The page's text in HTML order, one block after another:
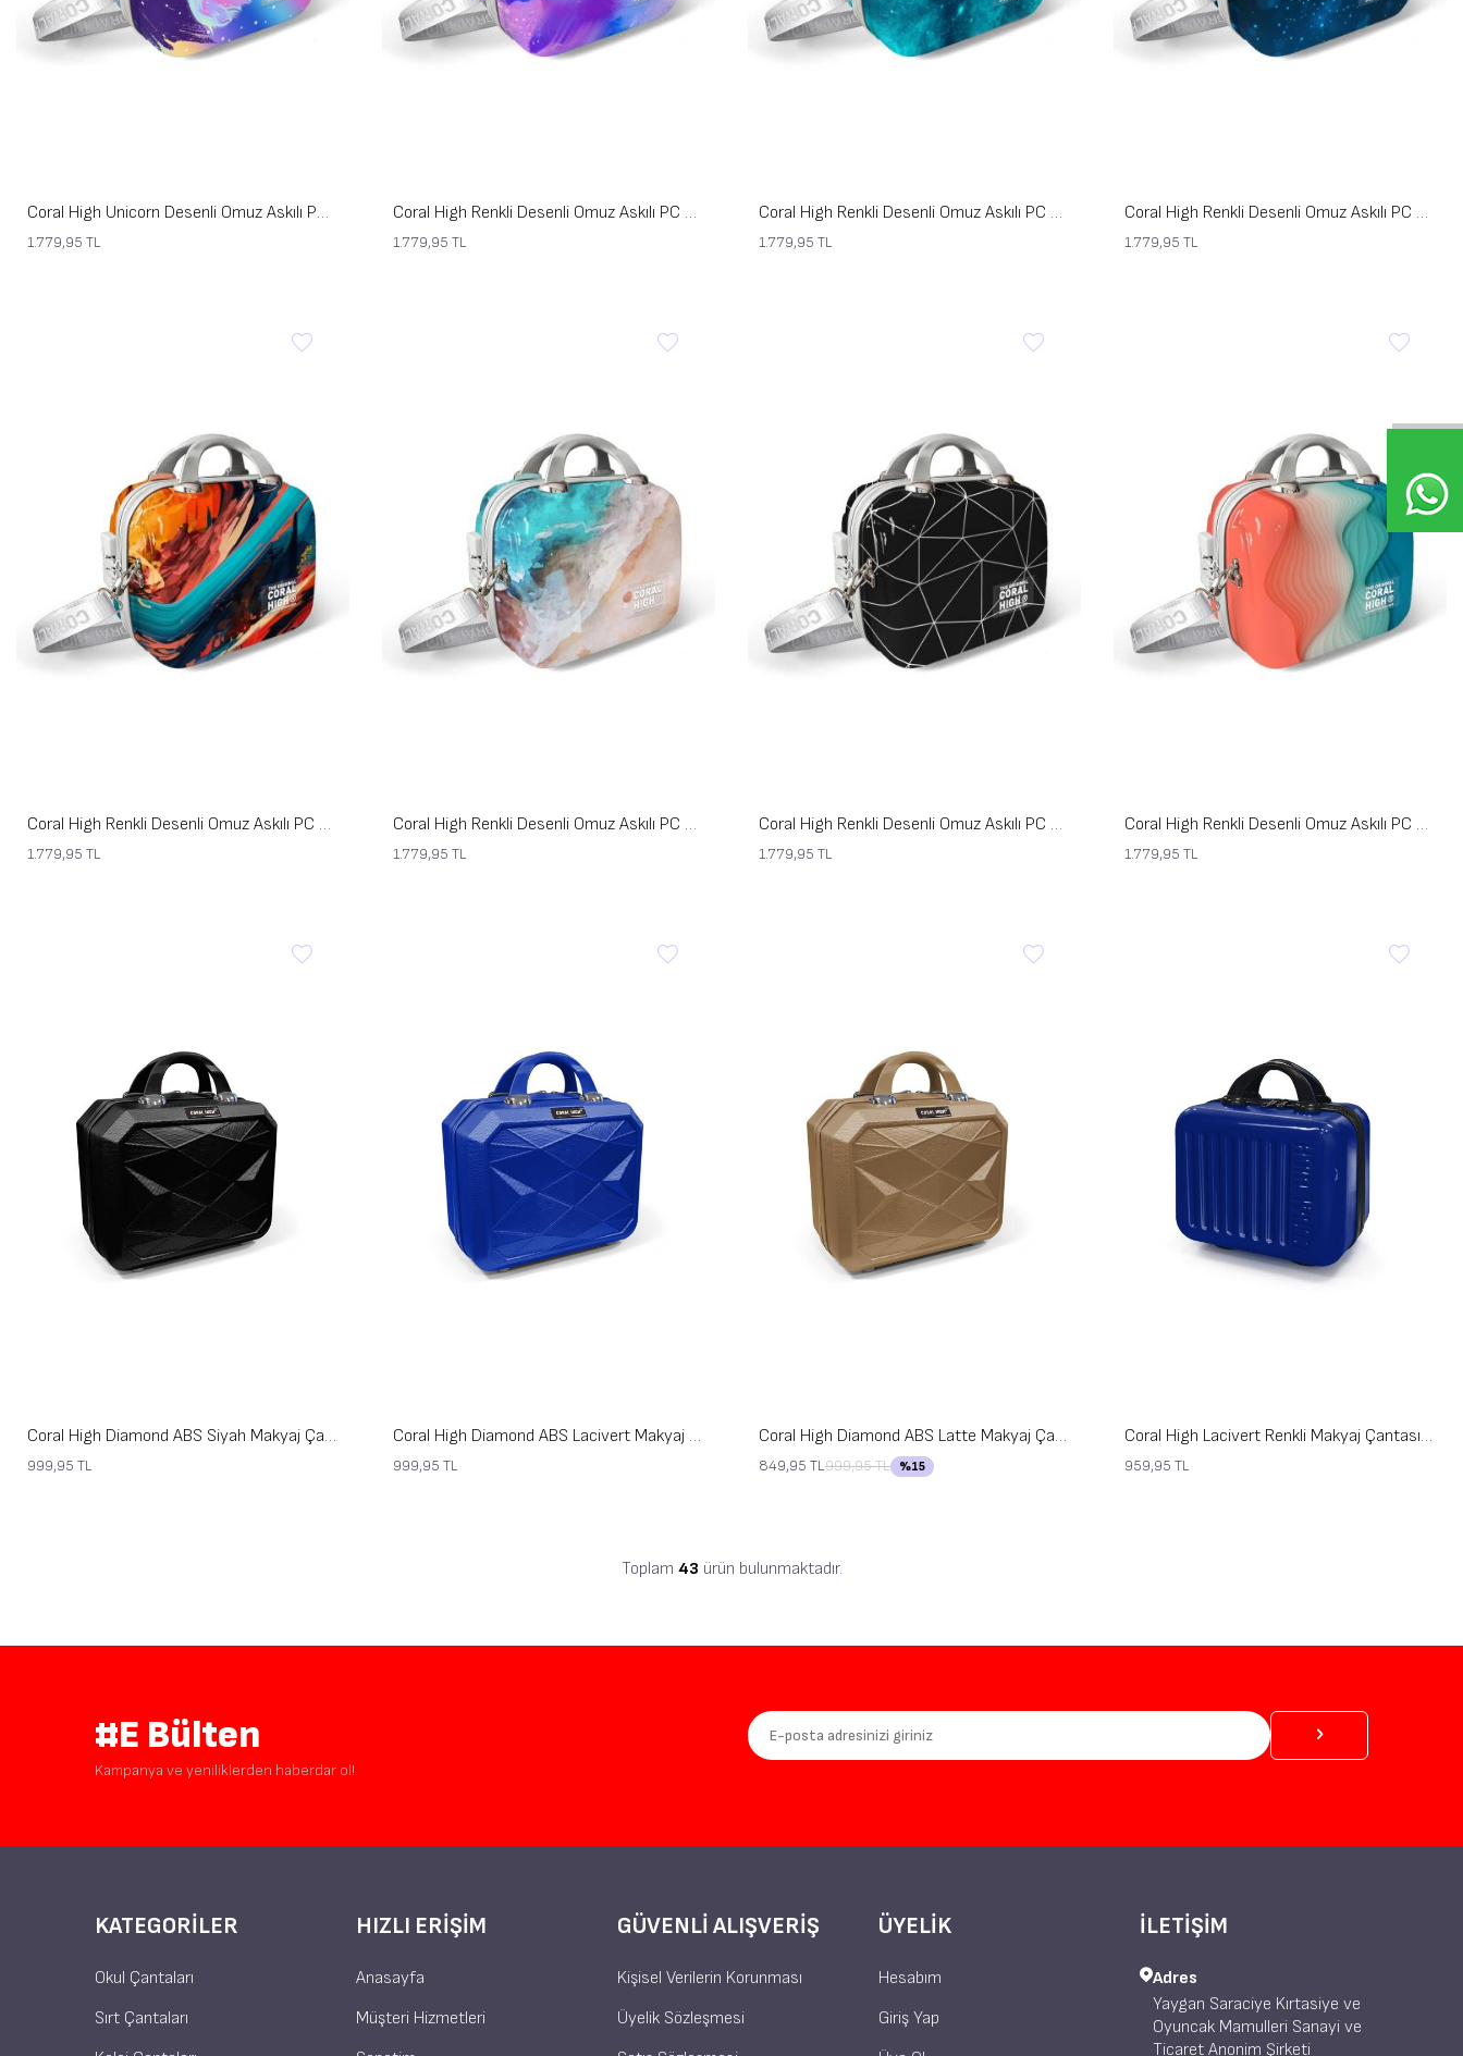
Coral High Unicorn Desenli Omuz Askılı PC Makyaj Çantası 16896
1.779,95 TL
Coral High Renkli Desenli Omuz Askılı PC Makyaj Çantası 16839
1.779,95 TL
Coral High Renkli Desenli Omuz Askılı PC Makyaj Çantası 16834
1.779,95 TL
Coral High Renkli Desenli Omuz Askılı PC Makyaj Çantası 16829
1.779,95 TL
Coral High Renkli Desenli Omuz Askılı PC Makyaj Çantası 16819
1.779,95 TL
Coral High Renkli Desenli Omuz Askılı PC Makyaj Çantası 16814
1.779,95 TL
Coral High Renkli Desenli Omuz Askılı PC Makyaj Çantası 16809
1.779,95 TL
Coral High Renkli Desenli Omuz Askılı PC Makyaj Çantası 16804
1.779,95 TL
Coral High Diamond ABS Siyah Makyaj Çantası 16604
999,95 TL
Coral High Diamond ABS Lacivert Makyaj Çantası 16609
999,95 TL
Coral High Diamond ABS Latte Makyaj Çantası 16634
849,95 TL999,95TL %15
Coral High Lacivert Renkli Makyaj Çantası 16512
959,95 TL
Toplam 43 ürün bulunmaktadır.
#E Bülten
Kampanya ve yeniliklerden haberdar ol!
KATEGORILER
Okul Çantaları
Sırt Çantaları
HIZLI ERIŞIM
Anasayfa
Müşteri Hizmetleri
GÜVENLI ALIŞVERIŞ
Kişisel Verilerin Korunması
Üyelik Sözleşmesi
ÜYELIK
Hesabım
Giriş Yap
İLETİŞİM
Adres
Yaygan Saraciye Kırtasiye ve
Oyuncak Mamulleri Sanayi ve
Ticaret Anonim Şirketi